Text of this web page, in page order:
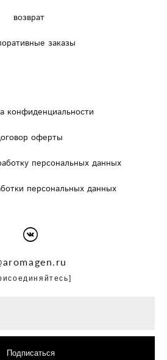
возврат
заказы
конфиденциальности
оферты
персональных данных
персональных данных
aromagen.ru
Подписаться